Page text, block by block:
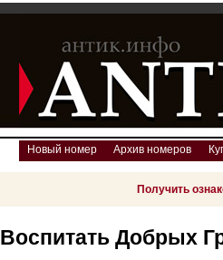
Новый номер Архив номеров
Получить
Воспитать Добрых